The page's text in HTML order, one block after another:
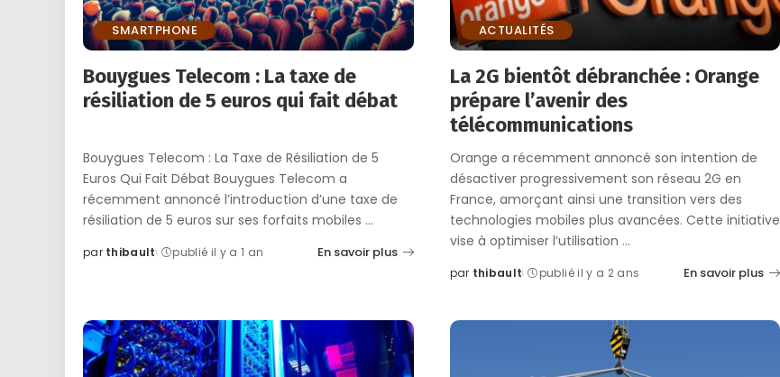
SMARTPHONE
Bouygues Telecom : La taxe de
résiliation de 5 euros qui fait débat
Bouygues Telecom : La Taxe de Résiliation de 5
Euros Qui Fait Débat Bouygues Telecom a
récemment annoncé l’introduction d’une taxe de
résiliation de 5 euros sur ses forfaits mobiles ...
Posted
par thibault publié il y a 1 an En savoir plus
ACTUALITÉS
La 2G bientôt débranchée : Orange
prépare l’avenir des
télécommunications
Orange a récemment annoncé son intention de
désactiver progressivement son réseau 2G en
France, amorçant ainsi une transition vers des
technologies mobiles plus avancées. Cette initiative
vise à optimiser l’utilisation ...
Posted
par thibault publié il y a 2 ans En savoir plus